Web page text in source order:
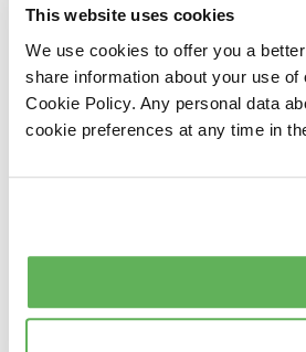
This website uses cookies
We use cookies to offer you a
share information about your use
Cookie Policy. Any personal data
cookie preferences at any time in